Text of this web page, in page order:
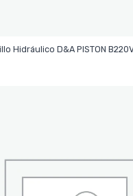
Hidráulico D&A PISTON